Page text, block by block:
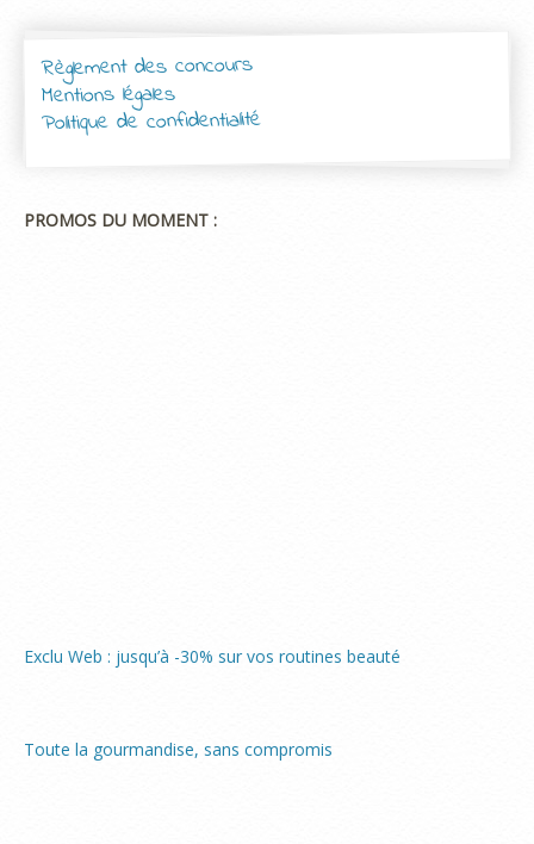
Règlement des concours
Mentions légales
Politique de confidentialité
PROMOS DU MOMENT :
Exclu Web : jusqu’à -30% sur vos routines beauté
Toute la gourmandise, sans compromis